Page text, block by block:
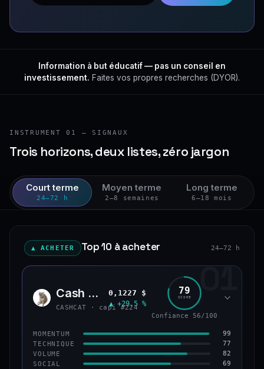
Information à but éducatif — pas un conseil en
investissement. Faites vos propres recherches (DYOR).
INSTRUMENT 01 — SIGNAUX
Trois horizons, deux listes, zéro jargon
Court terme
24–72 h
Moyen terme
2–8 semaines
Long terme
6–18 mois
▲ ACHETER Top 10 à acheter 24–72 h
01
CASH Cash Cat
CASHCAT · capi #224
0,1227 $
▲ +29,5 %
79
SCORE
Confiance 56/100
MOMENTUM 99
TECHNIQUE 77
VOLUME 82
SOCIAL 69